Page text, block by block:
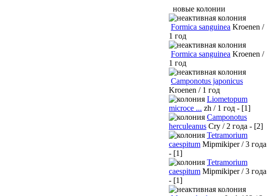
новые колонии
Formica sanguinea Kroenen /
1 год
Formica sanguinea Kroenen /
1 год
Camponotus japonicus
Kroenen / 1 год
Liometopum
microce ... zh / 1 год - [1]
Camponotus
herculeanus Cry / 2 года - [2]
Tetramorium
caespitum Mipmikiper / 3 года
- [1]
Tetramorium
caespitum Mipmikiper / 3 года
- [1]